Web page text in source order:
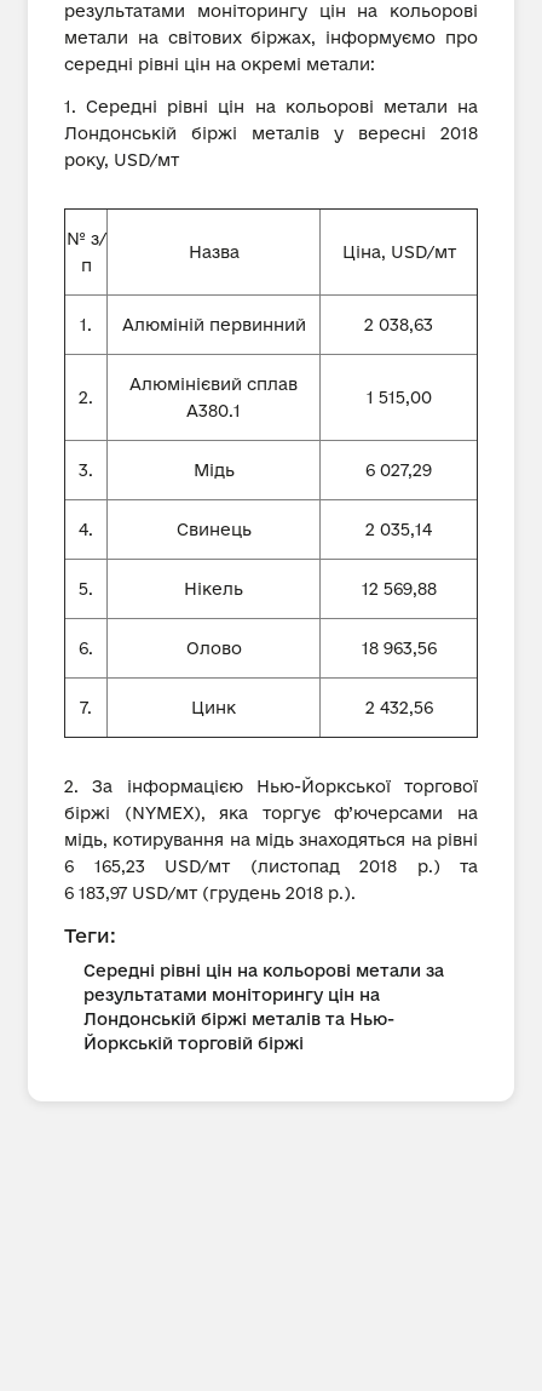
результатами моніторингу цін на кольорові
метали на світових біржах, інформуємо про
середні рівні цін на окремі метали:
1. Середні рівні цін на кольорові метали на
Лондонській біржі металів у вересні 2018
року, USD/мт
№ з/
п
Назва Ціна, USD/мт
1. Алюміній первинний 2 038,63
2.
Алюмінієвий сплав
А380.1
1 515,00
3. Мідь 6 027,29
4. Свинець 2 035,14
5. Нікель 12 569,88
6. Олово 18 963,56
7. Цинк 2 432,56
2. За інформацією Нью-Йоркської торгової
біржі (NYMEX), яка торгує ф’ючерсами на
мідь, котирування на мідь знаходяться на рівні
6 165,23 USD/мт (листопад 2018 р.) та
6 183,97 USD/мт (грудень 2018 р.).
Теги:
Середні рівні цін на кольорові метали за
результатами моніторингу цін на
Лондонській біржі металів та Нью-
Йоркській торговій біржі